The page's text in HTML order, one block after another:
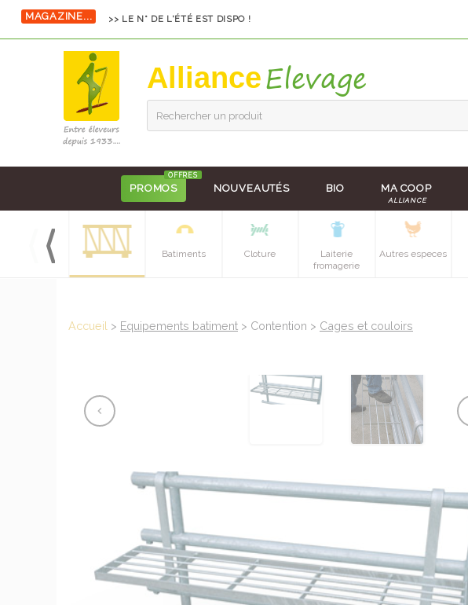
MAGAZINE... >> LE N° DE L'ÉTÉ EST DISPO !
Alliance
Rechercher un produit
PROMOS
OFFRES
NOUVEAUTÉS BIO MA COOP
ALLIANCE
Hygiene et
Batiments Cloture
Laiterie
fromagerie
Autres especes
Accueil > Equipements batiment > Contention > Cages et couloirs